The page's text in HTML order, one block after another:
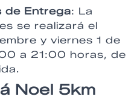
de Entrega: La
se realizará el
y viernes 1 de
a 21:00 horas, de
Noel 5km